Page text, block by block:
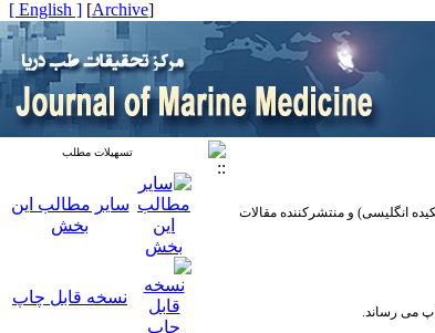
[
Archive
]
[ English ]
انگلیسی) و منتشرکننده مقالات
می رساند.
تسهیلات مطلب
سایر مطالب این
بخش
نسخه قابل چاپ